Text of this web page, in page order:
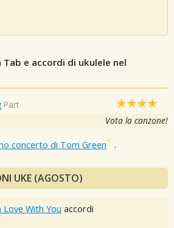
Tab e accordi di ukulele nel
Part
Vota la canzone!
concerto di Tom Green .
UKE (AGOSTO)
Love With You accordi